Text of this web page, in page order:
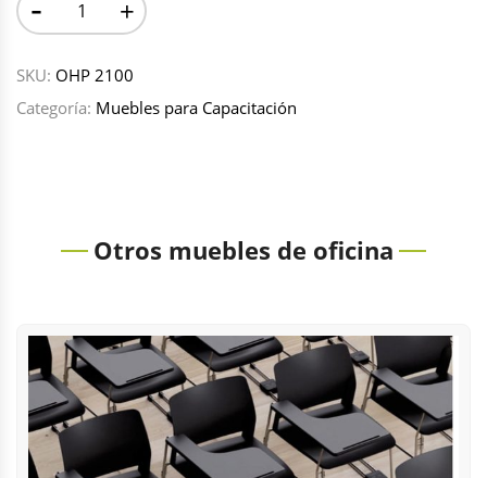
+
SKU: OHP 2100
Categoría: Muebles para Capacitación
Otros muebles de oficina